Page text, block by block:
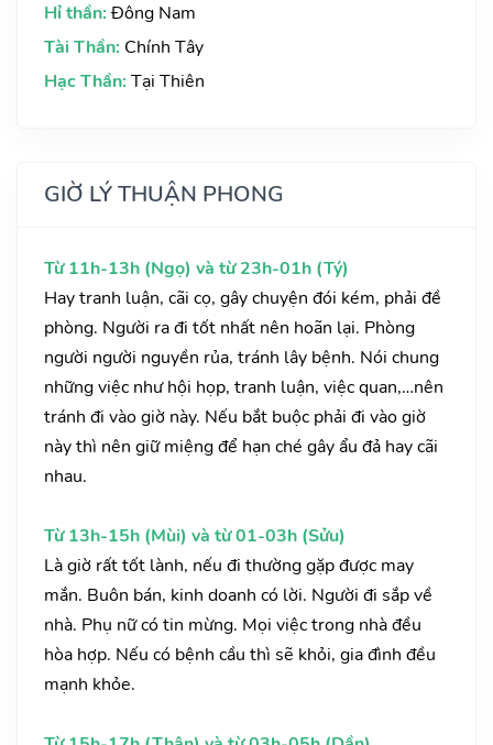
Hỉ thần: Đông Nam
Tài Thần: Chính Tây
Hạc Thần: Tại Thiên
GIỜ LÝ THUẬN PHONG
Từ 11h-13h (Ngọ) và từ 23h-01h (Tý)
Hay tranh luận, cãi cọ, gây chuyện đói kém, phải đề
phòng. Người ra đi tốt nhất nên hoãn lại. Phòng
người người nguyền rủa, tránh lây bệnh. Nói chung
những việc như hội họp, tranh luận, việc quan,…nên
tránh đi vào giờ này. Nếu bắt buộc phải đi vào giờ
này thì nên giữ miệng để hạn ché gây ẩu đả hay cãi
nhau.
Từ 13h-15h (Mùi) và từ 01-03h (Sửu)
Là giờ rất tốt lành, nếu đi thường gặp được may
mắn. Buôn bán, kinh doanh có lời. Người đi sắp về
nhà. Phụ nữ có tin mừng. Mọi việc trong nhà đều
hòa hợp. Nếu có bệnh cầu thì sẽ khỏi, gia đình đều
mạnh khỏe.